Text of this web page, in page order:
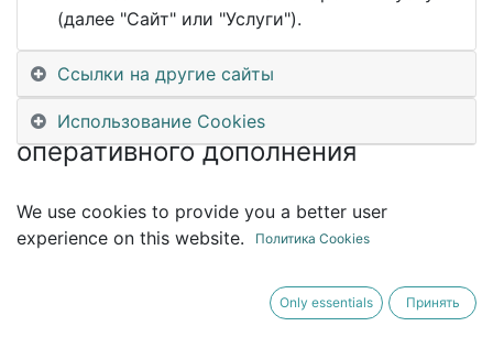
для контроля усваиваемости
материала, обработки обратной
связи от слушателей, и
оперативного дополнения
Это базовый курс для постановки
обеспечения минимального
(далее "Сайт" или "Услуги").
Ссылки на другие сайты
Использование Cookies
We use cookies to provide you a better user
experience on this website.
Политика Cookies
Only essentials Принять